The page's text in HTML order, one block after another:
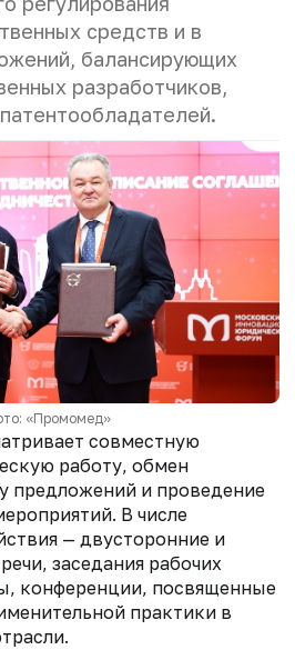
средств и в
балансирующих
разработчиков,
«Промомед»
совместную
работу, обмен
предложений и проведение
В числе
— двусторонние и
заседания рабочих
конференции, посвященные
практики в